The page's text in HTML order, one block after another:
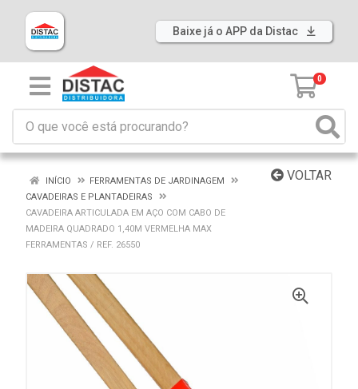
Baixe já o APP da Distac
0
VOLTAR
INÍCIO
FERRAMENTAS DE JARDINAGEM
CAVADEIRAS E PLANTADEIRAS
CAVADEIRA ARTICULADA EM AÇO COM CABO DE
MADEIRA QUADRADO 1,40M VERMELHA MAX
FERRAMENTAS / REF. 26550